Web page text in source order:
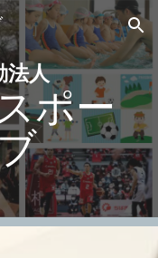
Skip to navigation
法人
ポー